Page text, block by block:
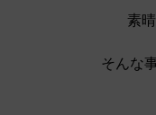
素
そんな